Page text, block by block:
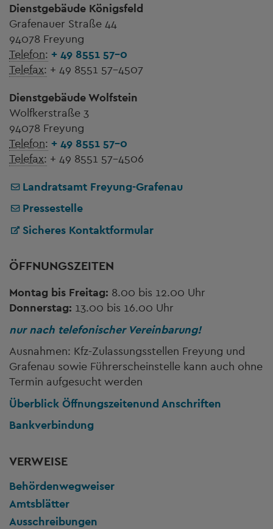
Dienstgebäude Königsfeld
Grafenauer Straße 44
94078 Freyung
Telefon: + 49 8551 57-0
Telefax: + 49 8551 57-4507
Dienstgebäude Wolfstein
Wolfkerstraße 3
94078 Freyung
Telefon: + 49 8551 57-0
Telefax: + 49 8551 57-4506
Landratsamt Freyung-Grafenau
Pressestelle
Sicheres Kontaktformular
ÖFFNUNGSZEITEN
Montag bis Freitag: 8.00 bis 12.00 Uhr
Donnerstag: 13.00 bis 16.00 Uhr
nur nach telefonischer Vereinbarung!
Ausnahmen: Kfz-Zulassungsstellen Freyung und
Grafenau sowie Führerscheinstelle kann auch ohne
Termin aufgesucht werden
Überblick Öffnungszeitenund Anschriften
Bankverbindung
VERWEISE
Behördenwegweiser
Amtsblätter
Ausschreibungen